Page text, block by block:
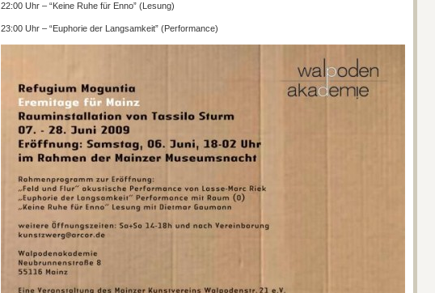
22:00 Uhr – “Keine Ruhe für Enno” (Lesung)
23:00 Uhr – “Euphorie der Langsamkeit” (Performance)